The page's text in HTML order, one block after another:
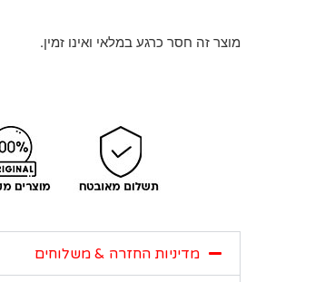
מוצר זה חסר כרגע במלאי ואינו זמין.
מדיניות החזרה & משלוחים